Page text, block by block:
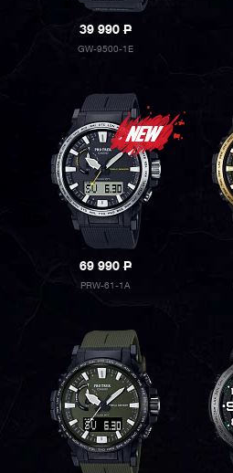
39 990P
GW-9500-1E
69 990P
PRW-61-1A